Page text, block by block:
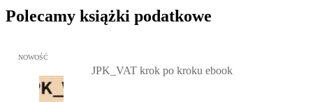
Polecamy książki podatkowe
Przejdź do: JPK_VAT krok po kroku ebook, Patrycja Kubiesa -
NOWOŚĆ
JPK_VAT krok po kroku ebook